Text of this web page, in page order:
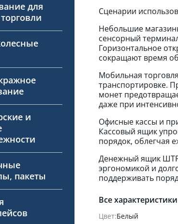
для
и
пакеты
Сценарии
Небольшие
сенсорный
Горизонтальное
сокращают время
Мобильная
транспортировке.
монет
даже при
Офисные кассы и
Кассовый ящик
порядок, облегчая
Денежный ящик
эргономикой и
поддерживать
Все характеристики
Цвет:Белый